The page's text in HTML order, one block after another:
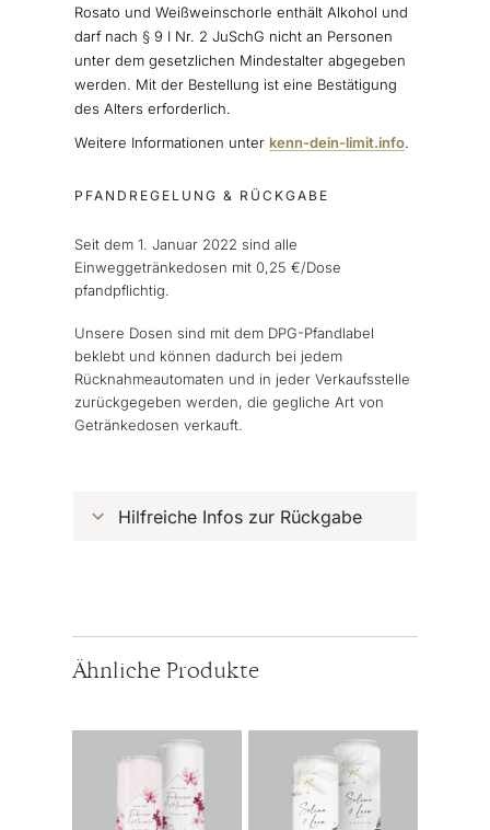
Rosato und Weißweinschorle enthält Alkohol und
darf nach § 9 I Nr. 2 JuSchG nicht an Personen
unter dem gesetzlichen Mindestalter abgegeben
werden. Mit der Bestellung ist eine Bestätigung
des Alters erforderlich.
Weitere Informationen unter kenn-dein-limit.info.
PFANDREGELUNG & RÜCKGABE
Seit dem 1. Januar 2022 sind alle
Einweggetränkedosen mit 0,25 €/Dose
pfandpflichtig.
Unsere Dosen sind mit dem DPG-Pfandlabel
beklebt und können dadurch bei jedem
Rücknahmeautomaten und in jeder Verkaufsstelle
zurückgegeben werden, die gegliche Art von
Getränkedosen verkauft.
Hilfreiche Infos zur Rückgabe
Ähnliche Produkte
Produkt
mehrere
Produkt
mehrere